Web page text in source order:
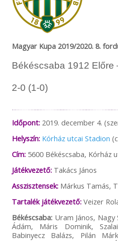
Magyar Kupa 2019/2020. 8.
Békéscsaba 1912 Előre
2-0 (1-0)
Időpont:2019. december 4.
Helyszín: Kórház utcai Stadion
Cím:5600 Békéscsaba, Kórház
Játékvezető:Takács János
Asszisztensek:Márkus Tamás,
Tartalék játékvezető: Veizer
Békéscsaba:Uram János, Nagy
Ádám, Máris Dominik,
Babinyecz Balázs, Pilán